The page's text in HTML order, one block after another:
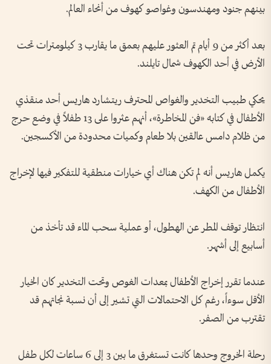
بينهم جنود ومهندسون وغواصو كهوف من أنحاء العالم.
بعد أكثر من 9 أيام تم العثور عليهم بعمق ما يقارب 3 كيلومترات تحت
الأرض في أحد الكهوف شمال تايلند.
يحكي طبيب التخدير والغواص المحترف ريتشارد هاريس أحد منقذي
الأطفال في كتابه «فن المخاطرة»، أنهم عثروا على 13 طفلاً في وضع حرج
من ظلام دامس عالقين بلا طعام وكميات محدودة من الأكسجين.
يكمل هاريس أنه لم تكن هناك أي خيارات منطقية للتفكير فيها لإخراج
الأطفال من الكهف.
انتظار توقف المطر عن الهطول، أو عملية سحب الماء قد تأخذ من
أسابيع إلى أشهر.
عندما تقرر إخراج الأطفال بمعدات الغوص وتحت التخدير كان الخيار
الأقل سوءاً، رغم كل الاحتمالات التي تشير إلى أن نسبة نجاتهم قد
تقترب من الصفر.
رحلة الخروج وحدها كانت تستغرق ما بين 3 إلى 6 ساعات لكل طفل